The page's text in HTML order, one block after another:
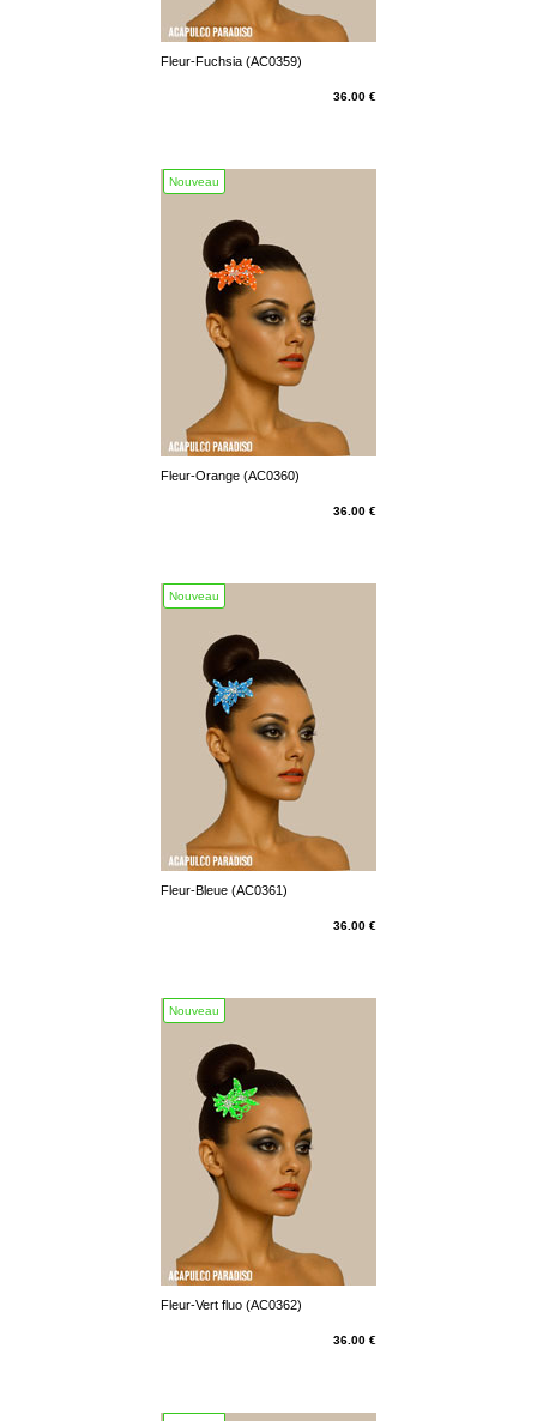
Fleur-Fuchsia (AC0359)
36.00 €
Nouveau
Fleur-Orange (AC0360)
36.00 €
Nouveau
Fleur-Bleue (AC0361)
36.00 €
Nouveau
Fleur-Vert fluo (AC0362)
36.00 €